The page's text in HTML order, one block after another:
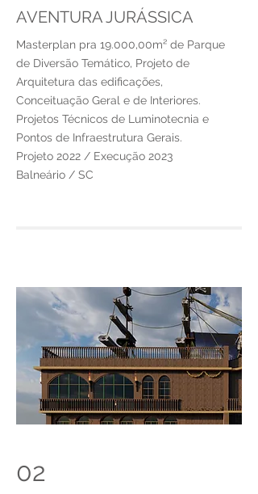
AVENTURA JURÁSSICA
Masterplan pra 19.000,00m² de Parque
de Diversão Temático, Projeto de
Arquitetura das edificações,
Conceituação Geral e de Interiores.
Projetos Técnicos de Luminotecnia e
Pontos de Infraestrutura Gerais.
Projeto 2022 / Execução 2023
Balneário / SC
02